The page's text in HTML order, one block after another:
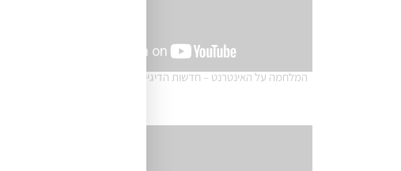
המלחמה על האינטרנט – חדשות הדיגיטל לשיווק נובמבר 2025